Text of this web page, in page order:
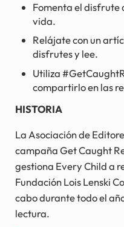
Fomenta el disfrute
vida.
Relájate con un
disfrutes y lee.
Utiliza
compartirlo en las
HISTORIA
La Asociación de
campaña Get Caught
gestiona Every Child a
Fundación Lois Lenski
cabo durante todo el
lectura.